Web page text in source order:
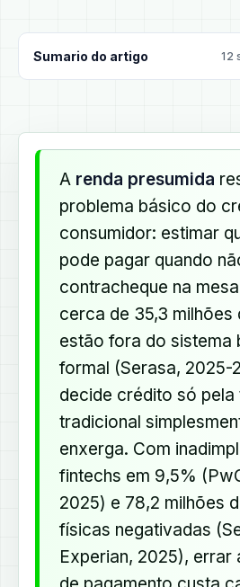
Sumario do artigo 12
A renda presumida
problema básico do
consumidor: estimar
pode pagar quando
contracheque na
cerca de 35,3 milhões
estão fora do sistema
formal (Serasa, 2025-
decide crédito só pela
tradicional
enxerga. Com
fintechs em 9,5%
2025) e 78,2 milhões
físicas negativadas
Experian, 2025), errar